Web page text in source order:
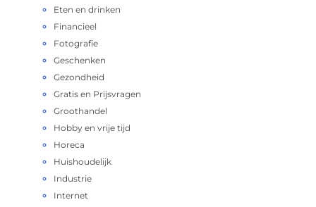
Eten en drinken
Financieel
Fotografie
Geschenken
Gezondheid
Gratis en Prijsvragen
Groothandel
Hobby en vrije tijd
Horeca
Huishoudelijk
Industrie
Internet